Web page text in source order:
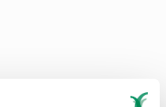
הורדת מקורות